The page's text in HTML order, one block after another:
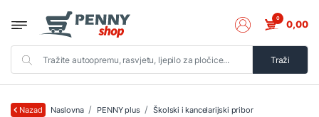
Traži
0 0,00
Nazad Naslovna PENNY plus
Školski i kancelarijski pribor